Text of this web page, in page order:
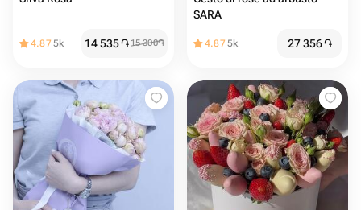
4.875k 14 535֏15 300֏
SARA
4.875k 27 356֏